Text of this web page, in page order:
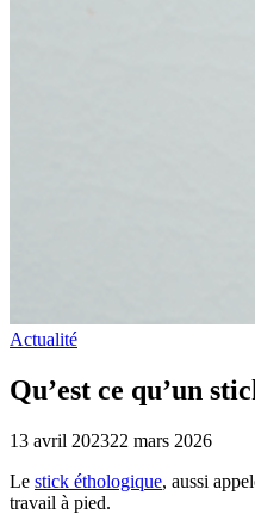
Actualité
Qu’est ce qu’un
13 avril 202322 mars 2026
Le stick éthologique, aussi
travail à pied.